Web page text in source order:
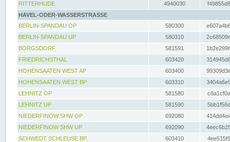
RITTERHUDE
4940030
HAVEL-ODER-WASSERSTRASSE
BERLIN-SPANDAU OP
580300
BERLIN-SPANDAU UP
580310
BORGSDORF
581591
FRIEDRICHSTHAL
603420
HOHENSAATEN WEST AP
603400
HOHENSAATEN WEST BP
603310
LEHNITZ OP
581580
LEHNITZ UP
581590
NIEDERFINOW SHW OP
692080
NIEDERFINOW SHW UP
692090
SCHWEDT SCHLEUSE BP
603410